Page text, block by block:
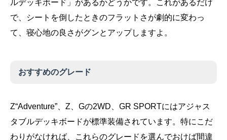
ルデッキボード」があるかどうかです。これがあるだけ
で、シートを倒したときのフラットさが劇的に変わっ
て、寝心地の良さがグンとアップしますよ。
おすすめのグレード
Z“Adventure”、Z、Gの2WD、GR SPORTにはアジャス
タブルデッキボードが標準装備されています。特にこだ
わりがなければ、これらのグレードを選んでおけば間違